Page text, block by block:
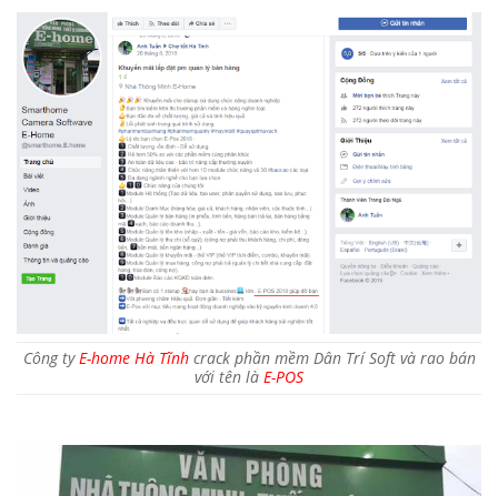
Công ty E-home Hà Tĩnhcrack phần mềm Dân Trí Soft và rao bán
với tên là E-POS